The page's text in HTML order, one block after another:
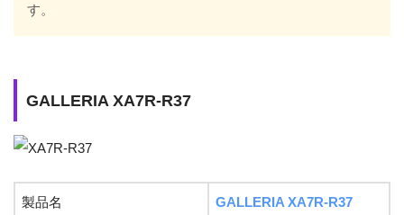
す。
GALLERIA XA7R-R37
製品名 GALLERIA XA7R-R37